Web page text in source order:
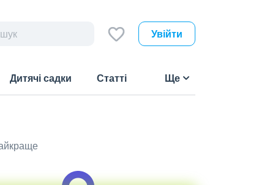
Увійти
Дитячі садки Статті Ще